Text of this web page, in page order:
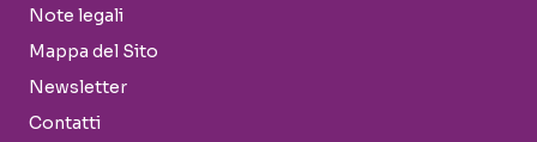
Note legali
Mappa del Sito
Newsletter
Contatti